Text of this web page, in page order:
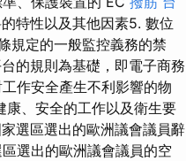
特性以及其他因素5. 數位
規定的一般監控義務的禁
的規則為基礎，即電子商務
作安全產生不利影響的物
康、安全的工作以及衛生要
選區選出的歐洲議會議員辭
選出的歐洲議會議員的空